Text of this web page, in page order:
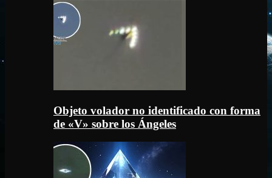
Objeto volador no identificado con forma
de «V» sobre los Ángeles